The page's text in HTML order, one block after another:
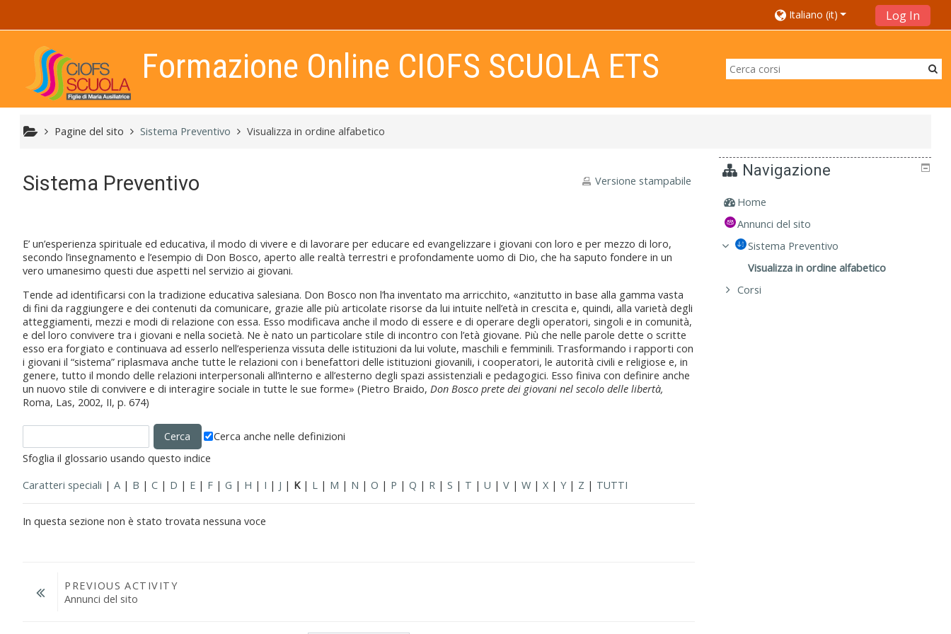
Italiano ‎(it)‎ Log In
Formazione Online CIOFS SCUOLA ETS
Pagine del sito Sistema Preventivo Visualizza in ordine alfabetico
Sistema Preventivo Versione stampabile
E’ un’esperienza spirituale ed educativa, il modo di vivere e di lavorare per educare ed evangelizzare i giovani con loro e per mezzo di loro,
secondo l’insegnamento e l’esempio di Don Bosco, aperto alle realtà terrestri e profondamente uomo di Dio, che ha saputo fondere in un
vero umanesimo questi due aspetti nel servizio ai giovani.
Tende ad identificarsi con la tradizione educativa salesiana. Don Bosco non l’ha inventato ma arricchito, «anzitutto in base alla gamma vasta
di fini da raggiungere e dei contenuti da comunicare, grazie alle più articolate risorse da lui intuite nell’età in crescita e, quindi, alla varietà degli
atteggiamenti, mezzi e modi di relazione con essa. Esso modificava anche il modo di essere e di operare degli operatori, singoli e in comunità,
e del loro convivere tra i giovani e nella società. Ne è nato un particolare stile di incontro con l’età giovane. Più che nelle parole dette o scritte
esso era forgiato e continuava ad esserlo nell’esperienza vissuta delle istituzioni da lui volute, maschili e femminili. Trasformando i rapporti con
i giovani il “sistema” riplasmava anche tutte le relazioni con i benefattori delle istituzioni giovanili, i cooperatori, le autorità civili e religiose e, in
genere, tutto il mondo delle relazioni interpersonali all’interno e all’esterno degli spazi assistenziali e pedagogici. Esso finiva con definire anche
un nuovo stile di convivere e di interagire sociale in tutte le sue forme» (Pietro Braido,Don Bosco prete dei giovani nel secolo delle libertà,
Roma, Las, 2002, II, p. 674)
Cerca anche nelle definizioni
Sfoglia il glossario usando questo indice
Caratteri speciali |A | B |C | D | E | F |G | H | I | J | K| L | M | N |O | P |Q | R |S | T |U |V |W |X |Y| Z | TUTTI
In questa sezione non è stato trovata nessuna voce
PREVIOUS ACTIVITY
Annunci del sito
Navigazione
Home
Annunci del sito
Sistema Preventivo
Visualizza in ordine alfabetico
Corsi